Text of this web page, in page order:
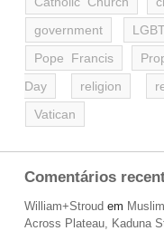
government
Pope Francis
Day
religion
Vatican
Comentários
William+Stroud em
Across Plateau, Kaduna